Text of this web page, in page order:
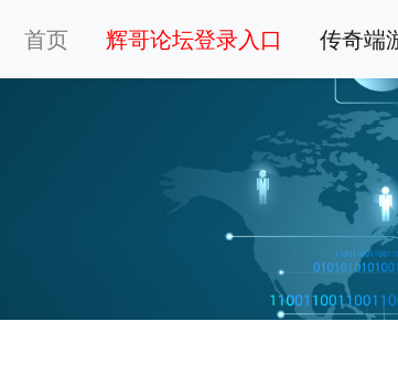
首页 辉哥论坛登录入口 传奇端